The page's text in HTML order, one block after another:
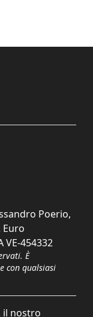
Poerio,
Euro
VE-454332
È
con qualsiasi
il nostro